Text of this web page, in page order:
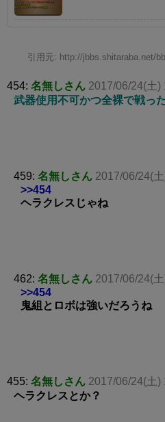
引用元: http://jbbs.shitaraba.net/
454: 名無しさん 2017/06/24(土)
武器使用不可かつ全裸で戦っ
459: 名無しさん 2017/06/24(
>>454
ヘラクレスじゃね
462: 名無しさん 2017/06/24(
>>454
鬼組とロボは強いだろうね
455: 名無しさん 2017/06/24(土)
ヘラクレスとか？